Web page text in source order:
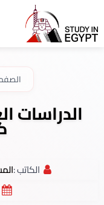
الدراسات
الكاتب :